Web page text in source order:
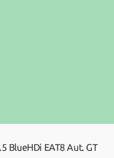
BlueHDi EAT8 Aut. GT